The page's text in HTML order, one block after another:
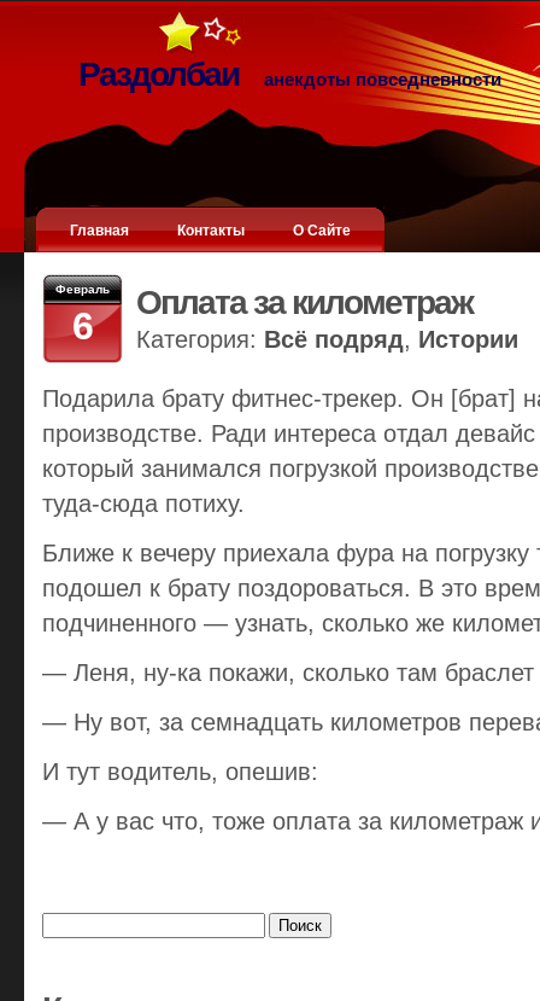
Раздолбаи анекдоты повседневности
Главная Контакты О Сайте
Февраль
6
Оплата за километраж
Категория: Всё подряд, Истории
Подарила брату фитнес-трекер. Он [брат]
производстве. Ради интереса отдал
который занимался погрузкой
туда-сюда потиху.
Ближе к вечеру приехала фура на погрузку
подошел к брату поздороваться. В это
подчиненного — узнать, сколько же
— Леня, ну-ка покажи, сколько там браслет
— Ну вот, за семнадцать километров
И тут водитель, опешив:
— А у вас что, тоже оплата за километраж